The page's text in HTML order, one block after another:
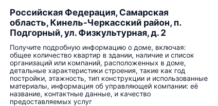
Российская Федерация, Самарская
область, Кинель-Черкасский район, п.
Подгорный, ул. Физкультурная, д. 2
Получите подробную информацию о доме, включая:
общее количество квартир в здании, наличие и список
организаций или компаний, расположенных в доме,
детальные характеристики строения, такие как год
постройки, этажность, тип конструкции и использованные
материалы, информация об управляющей компании: её
название, контактные данные, и качество
предоставляемых услуг